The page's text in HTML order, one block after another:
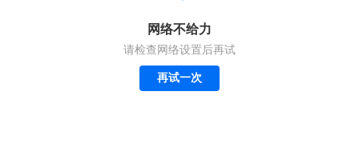
网络不给力
请检查网络设置后再试
再试一次